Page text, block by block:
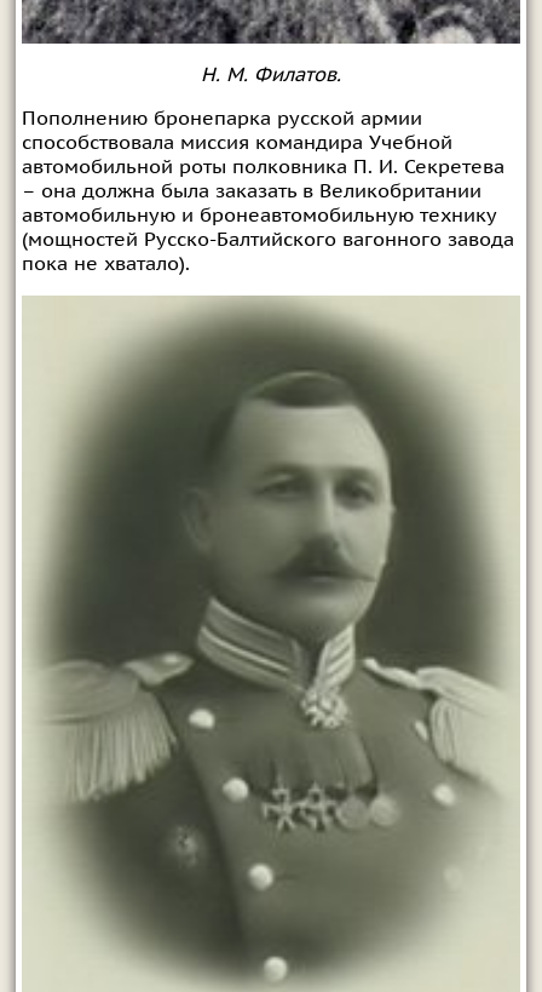
Н. М. Филатов.
Пополнению бронепарка русской армии
способствовала миссия командира Учебной
автомобильной роты полковника П. И. Секретева
– она должна была заказать в Великобритании
автомобильную и бронеавтомобильную технику
(мощностей Русско-Балтийского вагонного завода
пока не хватало).